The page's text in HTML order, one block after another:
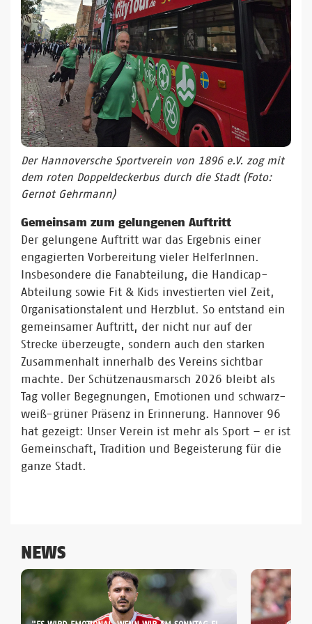
Der Hannoversche Sportverein von 1896 e.V. zog mit
dem roten Doppeldeckerbus durch die Stadt (Foto:
Gernot Gehrmann)
Gemeinsam zum gelungenen Auftritt
Der gelungene Auftritt war das Ergebnis einer
engagierten Vorbereitung vieler HelferInnen.
Insbesondere die Fanabteilung, die Handicap-
Abteilung sowie Fit & Kids investierten viel Zeit,
Organisationstalent und Herzblut. So entstand ein
gemeinsamer Auftritt, der nicht nur auf der
Strecke überzeugte, sondern auch den starken
Zusammenhalt innerhalb des Vereins sichtbar
machte. Der Schützenausmarsch 2026 bleibt als
Tag voller Begegnungen, Emotionen und schwarz-
weiß-grüner Präsenz in Erinnerung. Hannover 96
hat gezeigt: Unser Verein ist mehr als Sport – er ist
Gemeinschaft, Tradition und Begeisterung für die
ganze Stadt.
NEWS